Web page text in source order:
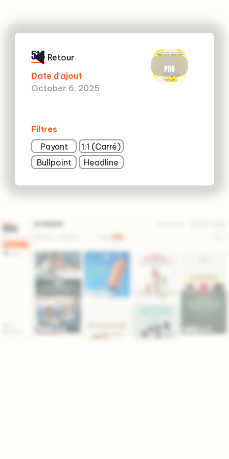
514
Date d'ajout
October 6, 2025
Filtres
Payant
1:1 (Carré)
Bullpoint
Headline
PRO
Retour